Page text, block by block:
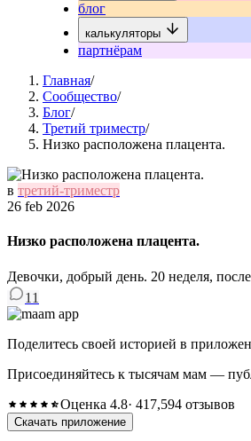
блог
калькуляторы
партнёрам
Главная/
Сообщество/
Блог/
Третий триместр/
Низко расположена плацента.
в третий-триместр
26 feb 2026
Низко расположена плацента.
Девочки, добрый день. 20 неделя,
11
Поделитесь своей историей в
Присоединяйтесь к тысячам мам —
Оценка 4.8· 417,594 отзывов
Скачать приложение